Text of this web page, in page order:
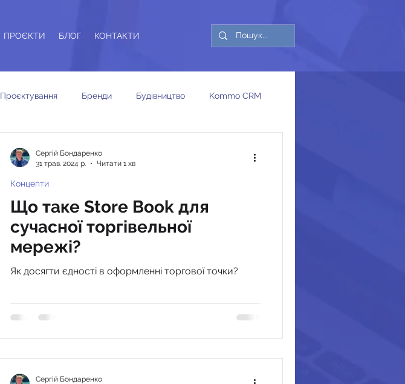
ПРОЄКТИ БЛОГ КОНТАКТИ
Проєктування Бренди Будівництво Kommo CRM
Що таке Store Book для
сучасної торгівельної
мережі?
Як досягти єдності в оформленні торгової точки?
Концепти
Сергiй Бондаренко
31 трав. 2024 р.
Читати 1 хв
Сергiй Бондаренко